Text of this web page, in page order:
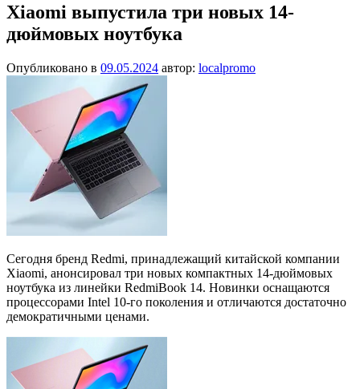
Xiaomi выпустила три новых 14-
дюймовых ноутбука
Опубликовано в 09.05.2024 автор: localpromo
Сегодня бренд Redmi, принадлежащий китайской компании
Xiaomi, анонсировал три новых компактных 14-дюймовых
ноутбука из линейки RedmiBook 14. Новинки оснащаются
процессорами Intel 10-го поколения и отличаются достаточно
демократичными ценами.